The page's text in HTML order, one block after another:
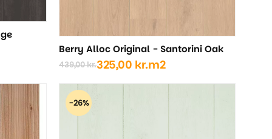
Berry Alloc Original - Santorini Oak
439,00kr.
Den
oprindelige
pris
var:
325,00 kr.
Den
aktuelle
pris
er:
m2
-26%